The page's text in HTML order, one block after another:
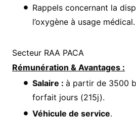
Rappels concernant la
l’oxygène à usage médical.
Secteur RAA PACA
Rémunération & Avantages :
Salaire : à partir de 3500
forfait jours (215j).
Véhicule de service.